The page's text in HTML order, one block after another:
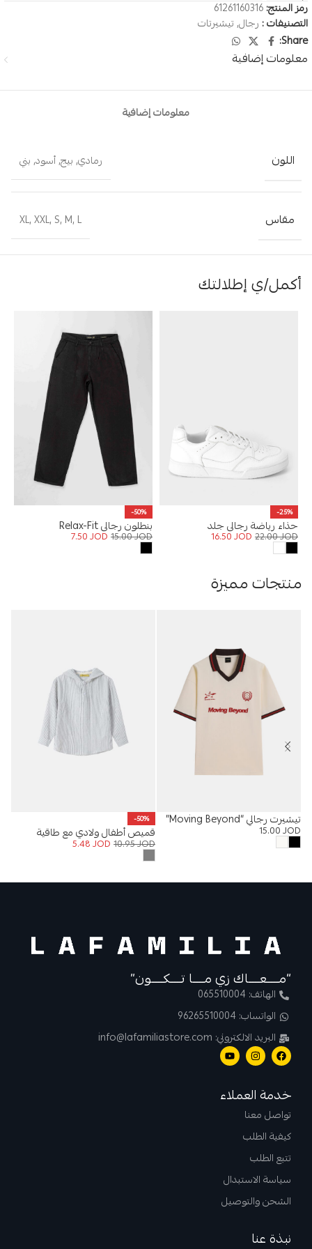
رمز المنتج: 61261160316
التصنيفات : رجال, تيشيرتات
Share:
معلومات إضافية
معلومات إضافية
اللون رمادي, بيج,أسود, بني
مقاس XL, XXL, S, M, L
أكمل/ي إطلالتك
-25%
حذاء رياضة رجالي جلد
22.00JOD
16.50JOD
-50%
بنطلون رجالي Relax-Fit
15.00JOD
7.50JOD
منتجات مميزة
تيشيرت رجالي “Moving Beyond”
15.00JOD
-50%
قميص أطفال ولادي مع طاقية
10.95JOD
5.48JOD
“مــــعــــاك زي مــــا تــــكــــون”
الهاتف: 065510004
الواتساب: 96265510004
البريد الالكتروني: info@lafamiliastore.com
خدمة العملاء
تواصل معنا
كيفية الطلب
تتبع الطلب
سياسة الاستبدال
الشحن والتوصيل
نبذة عنا